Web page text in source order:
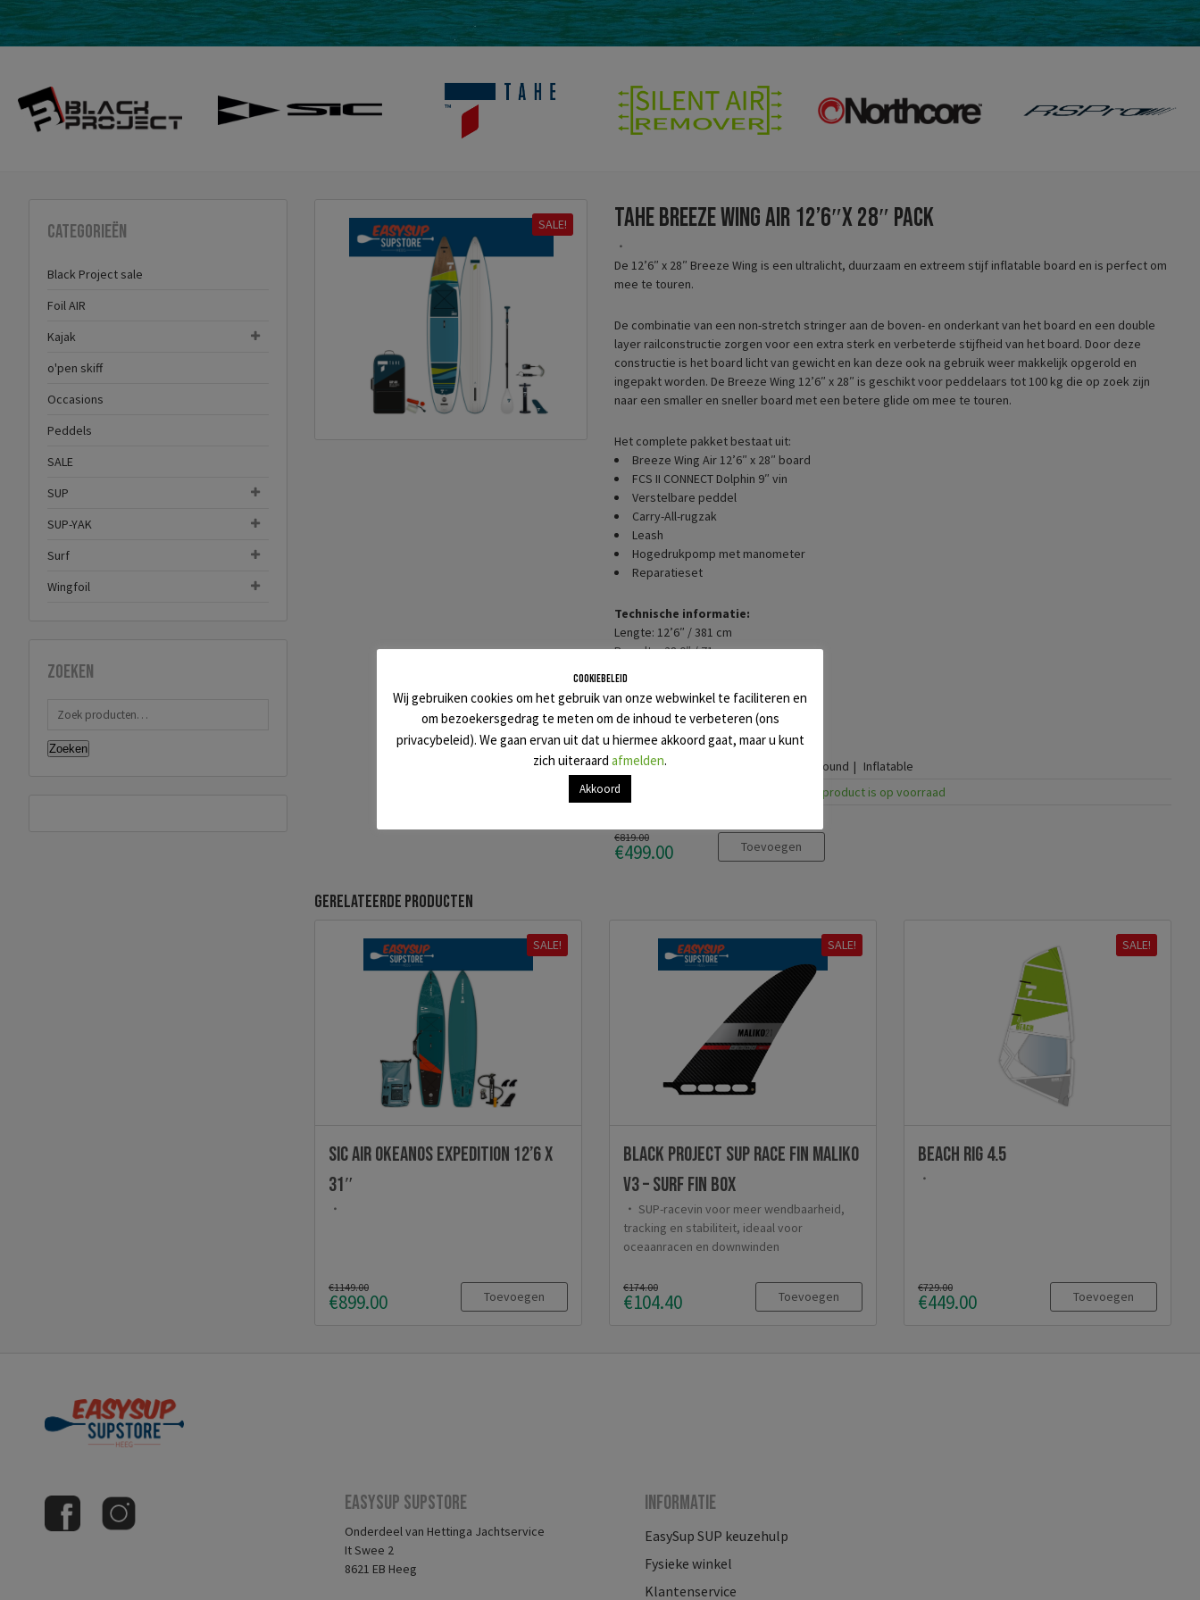
SALE! TAHE Breeze Wing air 12’6″x 28″ Pack
De 12’6″ x 28″ Breeze Wing is een ultralicht, duurzaam en extreem stijf inflatable board en is perfect om
mee te touren.
De combinatie van een non-stretch stringer aan de boven- en onderkant van het board en een double
layer railconstructie zorgen voor een extra sterk en verbeterde stijfheid van het board. Door deze
constructie is het board licht van gewicht en kan deze ook na gebruik weer makkelijk opgerold en
ingepakt worden. De Breeze Wing 12’6″ x 28″ is geschikt voor peddelaars tot 100 kg die op zoek zijn
naar een smaller en sneller board met een betere glide om mee te touren.
Het complete pakket bestaat uit:
Breeze Wing Air 12’6″ x 28″ board
FCS II CONNECT Dolphin 9″ vin
Verstelbare peddel
Carry-All-rugzak
Leash
Hogedrukpomp met manometer
Reparatieset
Technische informatie:
Lengte: 12’6″ / 381 cm
Breedte: 28.0″ / 71 cm
Gewicht: 11 kg
Max riders gewicht: 110 kg
Categorieën Allround
Inflatable
Status
Dit product is op voorraad
€819.00
€499.00 Toevoegen
Gerelateerde producten
SALE!
SIC AIR OKEANOS EXPEDITION 12’6 x
31″
€1149.00
€899.00 Toevoegen
SALE!
Black Project SUP Race Fin MALIKO
v3 – SURF FIN BOX
SUP-racevin voor meer wendbaarheid,
tracking en stabiliteit, ideaal voor
oceaanracen en downwinden
€174.00
€104.40 Toevoegen
SALE!
BEACH RIG 4.5
€729.00
€449.00 Toevoegen
Categorieën
Black Project sale
Foil AIR
Kajak
o'pen skiff
Occasions
Peddels
SALE
SUP
SUP-YAK
Surf
Wingfoil
Zoeken
Zoeken
Easysup Supstore
Onderdeel van Hettinga Jachtservice
It Swee 2
8621 EB Heeg
Informatie
EasySup SUP keuzehulp
Fysieke winkel
Klantenservice
Cookiebeleid
Wij gebruiken cookies om het gebruik van onze webwinkel te faciliteren en
om bezoekersgedrag te meten om de inhoud te verbeteren (ons
privacybeleid). We gaan ervan uit dat u hiermee akkoord gaat, maar u kunt
zich uiteraard afmelden.
Akkoord